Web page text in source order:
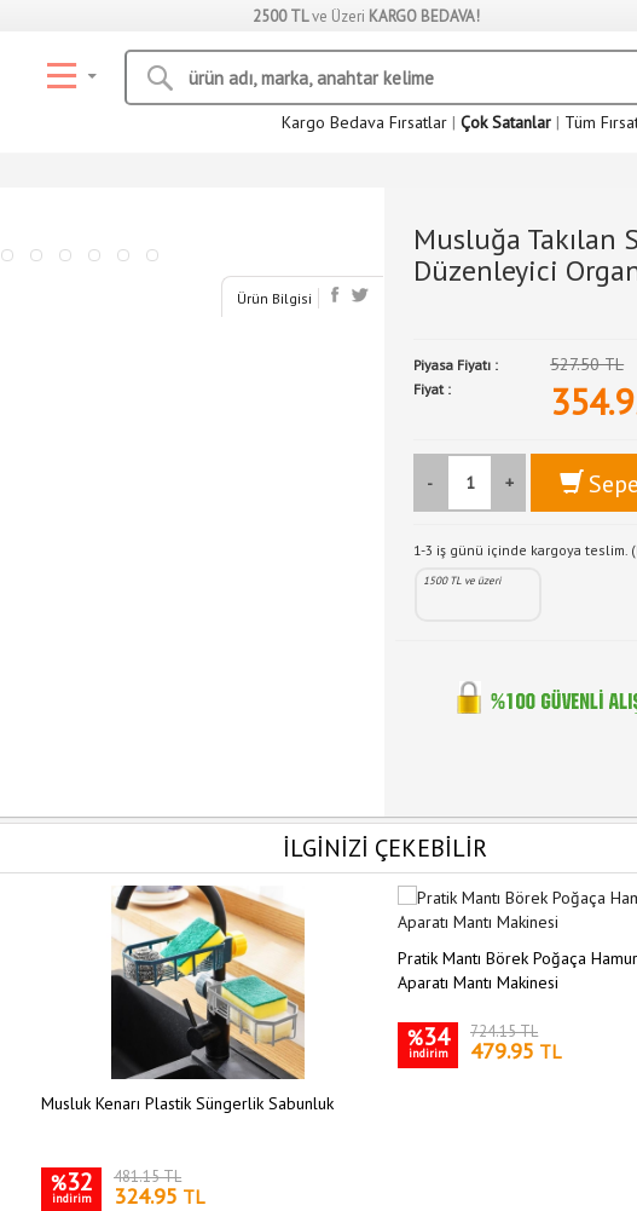
2500 TLve Üzeri KARGO BEDAVA!
Kargo Bedava Fırsatlar | Çok Satanlar | Tüm
Ürün Bilgisi
Musluğa Takılan
Düzenleyici
Piyasa Fiyatı : 527.50 TL
Fiyat :
- +
1-3 iş günü içinde kargoya teslim.
1500 TL ve üzeri
İLGİNİZİ ÇEKEBİLİR
Musluk Kenarı Plastik Süngerlik Sabunluk
%32
indirim
481.15 TL
324.95 TL
Pratik Mantı Börek Poğaça
Aparatı Mantı Makinesi
%34
indirim
724.15 TL
479.95 TL